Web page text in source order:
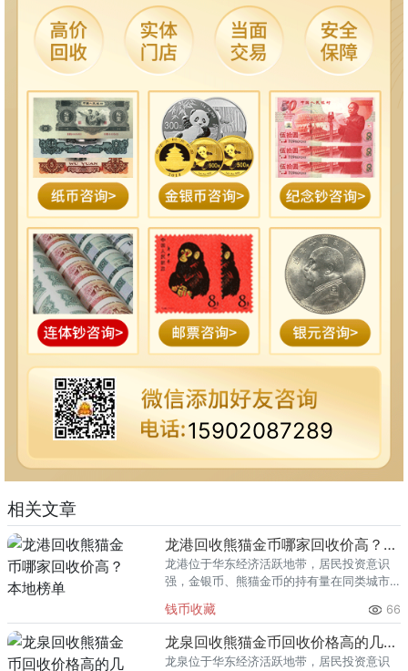
15902087289
相关文章
龙港回收熊猫金币哪家回收价高？本地榜单
龙港位于华东经济活跃地带，居民投资意识
强，金银币、熊猫金币的持有量在同类城市
熊猫金币的需求就明显升温，但鱼龙混杂的
回收渠道里，能精准识别版别溢
钱币收藏 66
龙泉回收熊猫金币回收价格高的几家推荐
龙泉位于华东经济活跃地带，居民投资意识